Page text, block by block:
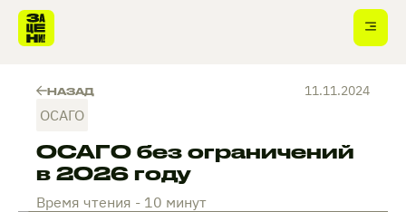
НАЗАД 11.11.2024
ОСАГО
ОСАГО без ограничений
в 2026 году
Время чтения - 10 минут